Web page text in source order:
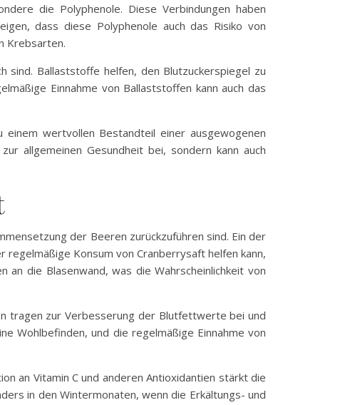
die Polyphenole. Diese Verbindungen haben
dass diese Polyphenole auch das Risiko von
Krebsarten.
sind. Ballaststoffe helfen, den Blutzuckerspiegel zu
Einnahme von Ballaststoffen kann auch das
wertvollen Bestandteil einer ausgewogenen
allgemeinen Gesundheit bei, sondern kann auch
der Beeren zurückzuführen sind. Ein der
Konsum von Cranberrysaft helfen kann,
die Blasenwand, was die Wahrscheinlichkeit von
tragen zur Verbesserung der Blutfettwerte bei und
Wohlbefinden, und die regelmäßige Einnahme von
an Vitamin C und anderen Antioxidantien stärkt die
in den Wintermonaten, wenn die Erkältungs- und